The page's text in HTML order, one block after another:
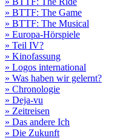
» BTTF: The Game
» BTTF: The Musical
» Europa-Hörspiele
» Teil IV?
» Kinofassung
» Logos international
» Was haben wir gelernt?
» Chronologie
» Deja-vu
» Zeitreisen
» Das andere Ich
» Die Zukunft